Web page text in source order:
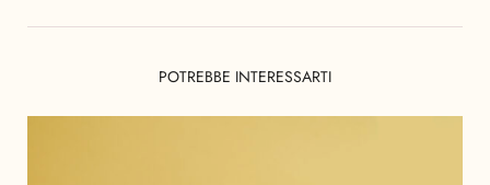
POTREBBE INTERESSARTI